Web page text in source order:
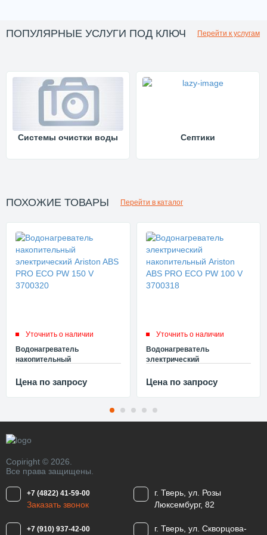
ПОПУЛЯРНЫЕ УСЛУГИ ПОД КЛЮЧ Перейти к услугам
Системы очистки воды Септики
ПОХОЖИЕ ТОВАРЫ Перейти в каталог
Уточнить о наличии
Водонагреватель
накопительный
PRO ECO PW 150 V 3700320
Цена по запросу
Уточнить о наличии
Водонагреватель
электрический
PRO ECO PW 100 V 3700318
Цена по запросу
Copiright © 2026.
Все права защищены.
+7 (4822) 41-59-00
Заказать звонок
г. Тверь, ул. Розы
Люксембург, 82
+7 (910) 937-42-00 г. Тверь, ул. Скворцова-